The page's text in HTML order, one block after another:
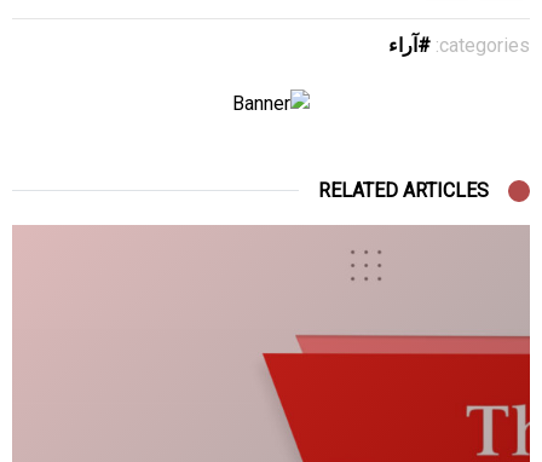
categories: آراء
RELATED ARTICLES